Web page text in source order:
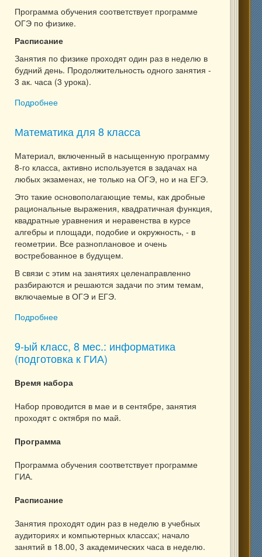
Программа обучения соответствует программе
ОГЭ по физике.
Расписание
Занятия по физике проходят один раз в неделю в
будний день. Продолжительность одного занятия -
3 ак. часа (3 урока).
Подробнее
Математика для 8 класса
Материал, включенный в насыщенную программу
8-го класса, активно используется в задачах на
любых экзаменах, не только на ОГЭ, но и на ЕГЭ.
Это такие основополагающие темы, как дробные
рациональные выражения, квадратичная функция,
квадратные уравнения и неравенства в курсе
алгебры и площади, подобие и окружность, - в
геометрии. Все разноплановое и очень
востребованное в будущем.
В связи с этим на занятиях целенаправленно
разбираются и решаются задачи по этим темам,
включаемые в ОГЭ и ЕГЭ.
Подробнее
9-ый класс, 8 мес.: информатика
(подготовка к ГИА)
Время набора
Набор проводится в мае и в сентябре, занятия
проходят с октября по май.
Программа
Программа обучения соответствует программе
ГИА.
Расписание
Занятия проходят один раз в неделю в учебных
аудиториях и компьютерных классах; начало
занятий в 18.00, 3 академических часа в неделю.